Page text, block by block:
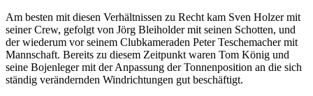
Am besten mit diesen Verhältnissen zu Recht kam Sven Holzer mit
seiner Crew, gefolgt von Jörg Bleiholder mit seinen Schotten, und
der wiederum vor seinem Clubkameraden Peter Teschemacher mit
Mannschaft. Bereits zu diesem Zeitpunkt waren Tom König und
seine Bojenleger mit der Anpassung der Tonnenposition an die sich
ständig verändernden Windrichtungen gut beschäftigt.